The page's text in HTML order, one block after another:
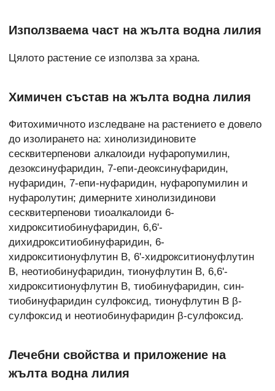
Използваема част на жълта водна лилия
Цялото растение се използва за храна.
Химичен състав на жълта водна лилия
Фитохимичното изследване на растението е довело
до изолирането на: хинолизидиновите
сесквитерпенови алкалоиди нуфаропумилин,
дезоксинуфаридин, 7-епи-деоксинуфаридин,
нуфаридин, 7-епи-нуфаридин, нуфаропумилин и
нуфаролутин; димерните хинолизидинови
сесквитерпенови тиоалкалоиди 6-
хидрокситиобинуфаридин, 6,6'-
дихидрокситиобинуфаридин, 6-
хидрокситионуфлутин B, 6'-хидрокситионуфлутин
B, неотиобинуфаридин, тионуфлутин B, 6,6'-
хидрокситионуфлутин B, тиобинуфаридин, син-
тиобинуфаридин сулфоксид, тионуфлутин B β-
сулфоксид и неотиобинуфаридин β-сулфоксид.
Лечебни свойства и приложение на
жълта водна лилия